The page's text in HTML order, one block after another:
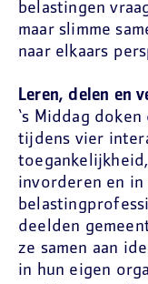
belastingen
maar slimme
naar elkaars
Leren, delen en
‘s Middag
tijdens vier
invorderen en in
deelden
ze samen aan
in hun eigen